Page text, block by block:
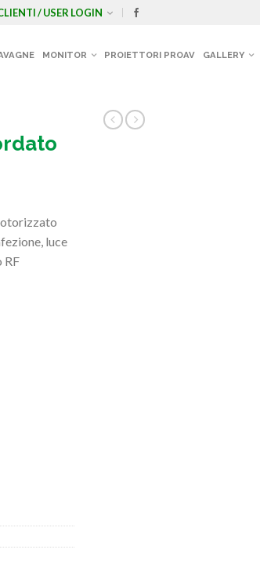
/ USER LOGIN
MONITOR PROIETTORI PROAV GALLERY
luce
RF